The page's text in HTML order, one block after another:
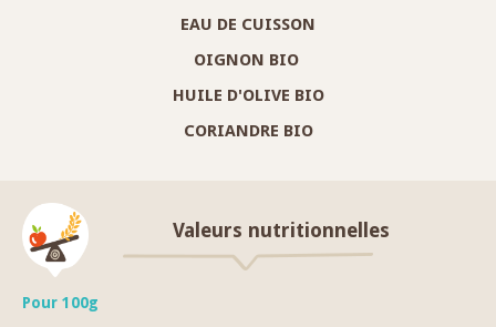
EAU DE CUISSON
OIGNON BIO
HUILE D'OLIVE BIO
CORIANDRE BIO
Valeurs nutritionnelles
Pour 100g